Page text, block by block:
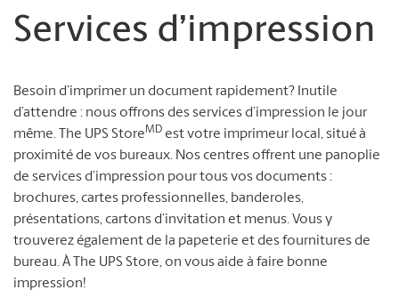
Services d’impression
Besoin d’imprimer un document rapidement? Inutile
d’attendre : nous offrons des services d’impression le jour
même. The UPS StoreMD est votre imprimeur local, situé à
proximité de vos bureaux. Nos centres offrent une panoplie
de services d’impression pour tous vos documents :
brochures, cartes professionnelles, banderoles,
présentations, cartons d’invitation et menus. Vous y
trouverez également de la papeterie et des fournitures de
bureau. À The UPS Store, on vous aide à faire bonne
impression!